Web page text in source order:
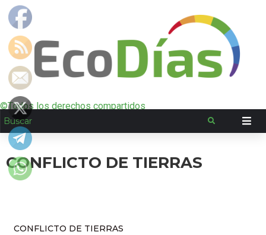
©Todos los derechos compartidos
CONFLICTO DE TIERRAS
CONFLICTO DE TIERRAS